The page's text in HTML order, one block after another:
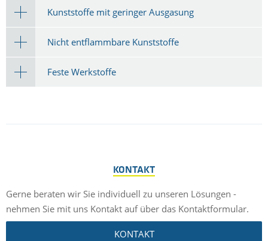
Kunststoffe mit geringer Ausgasung
Nicht entflammbare Kunststoffe
Feste Werkstoffe
KONTAKT
Gerne beraten wir Sie individuell zu unseren Lösungen -
nehmen Sie mit uns Kontakt auf über das Kontaktformular.
KONTAKT